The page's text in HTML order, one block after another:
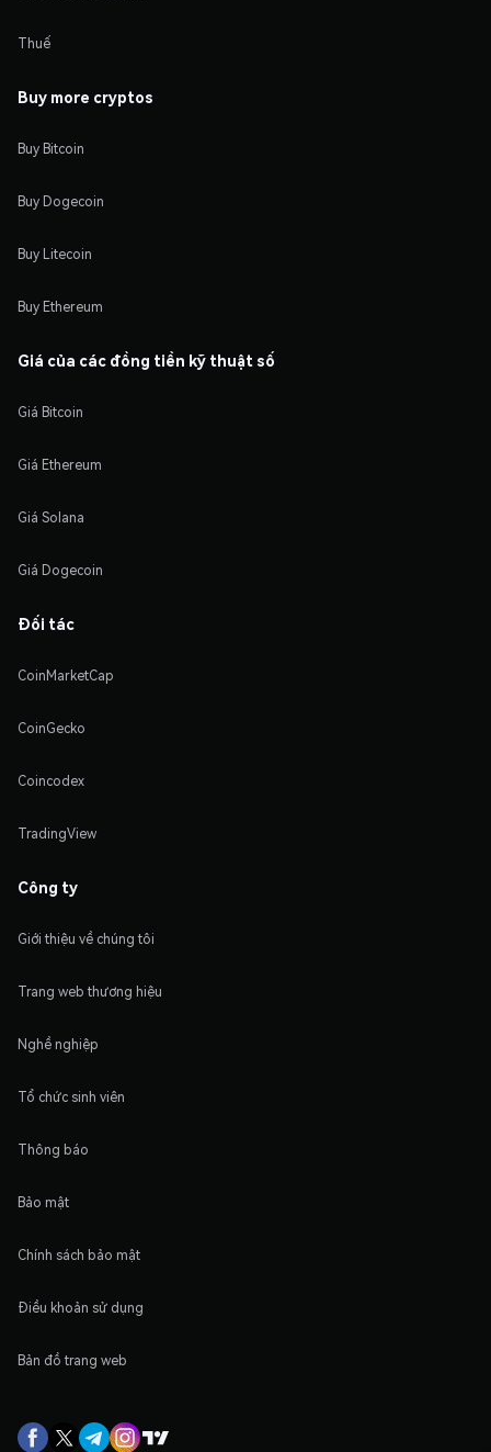
Thuế
Buy more cryptos
Buy Bitcoin
Buy Dogecoin
Buy Litecoin
Buy Ethereum
Giá của các đồng tiền kỹ thuật số
Giá Bitcoin
Giá Ethereum
Giá Solana
Giá Dogecoin
Đối tác
CoinMarketCap
CoinGecko
Coincodex
TradingView
Công ty
Giới thiệu về chúng tôi
Trang web thương hiệu
Nghề nghiệp
Tổ chức sinh viên
Thông báo
Bảo mật
Chính sách bảo mật
Điều khoản sử dụng
Bản đồ trang web